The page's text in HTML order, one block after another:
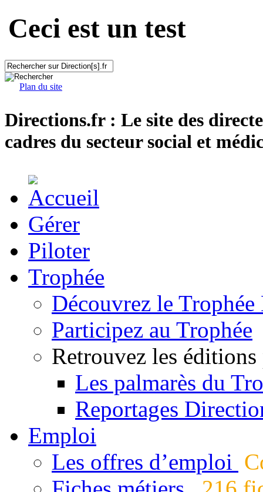
Ceci est un test
Plan du site
Directions.fr : Le site des
cadres du secteur social et
Gérer
Piloter
Trophée
Découvrez le
Participez au Trophée
Retrouvez les éditions
Les palmarès du
Reportages
Emploi
Les offres d’emploi